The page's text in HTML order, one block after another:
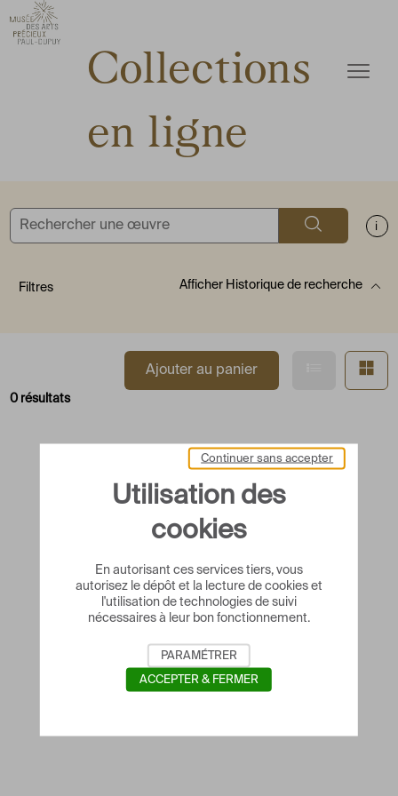
Accèder directement au contenu
Accèder directement au contenu
Collections
en ligne
Ouvrir
Rechercher
Filtres AfficherHistorique de recherche
0 résultats
Ajouter au panier Afficher
Utilisation des
cookies
En autorisant ces services tiers, vous
autorisez le dépôt et la lecture de cookies et
l'utilisation de technologies de suivi
nécessaires à leur bon fonctionnement.
Continuer sans accepter
PARAMÉTRER
ACCEPTER & FERMER